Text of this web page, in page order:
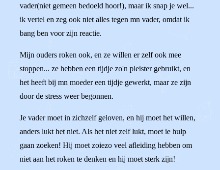
vader(niet gemeen bedoeld hoor!), maar ik snap je wel...
ik vertel en zeg ook niet alles tegen mn vader, omdat ik
bang ben voor zijn reactie.
Mijn ouders roken ook, en ze willen er zelf ook mee
stoppen... ze hebben een tijdje zo'n pleister gebruikt, en
het heeft bij mn moeder een tijdje gewerkt, maar ze zijn
door de stress weer begonnen.
Je vader moet in zichzelf geloven, en hij moet het willen,
anders lukt het niet. Als het niet zelf lukt, moet ie hulp
gaan zoeken! Hij moet zoiezo veel afleiding hebben om
niet aan het roken te denken en hij moet sterk zijn!